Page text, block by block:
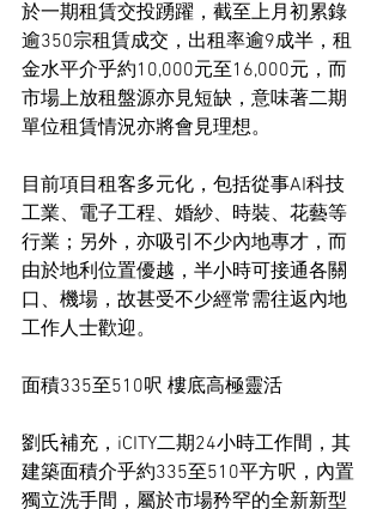
於一期租賃交投踴躍，截至上月初累錄
逾350宗租賃成交，出租率逾9成半，租
金水平介乎約10,000元至16,000元，而
市場上放租盤源亦見短缺，意味著二期
單位租賃情況亦將會見理想。
目前項目租客多元化，包括從事AI科技
工業、電子工程、婚紗、時裝、花藝等
行業；另外，亦吸引不少內地專才，而
由於地利位置優越，半小時可接通各關
口、機場，故甚受不少經常需往返內地
工作人士歡迎。
面積335至510呎 樓底高極靈活
劉氏補充，iCITY二期24小時工作間，其
建築面積介乎約335至510平方呎，內置
獨立洗手間，屬於市場矜罕的全新新型